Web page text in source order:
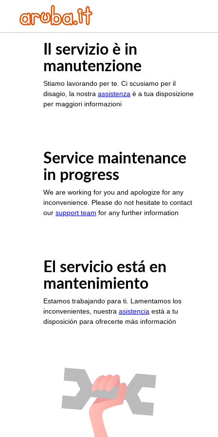
Il servizio è in
manutenzione
Stiamo lavorando per te. Ci scusiamo per il
disagio, la nostra assistenza è a tua disposizione
per maggiori informazioni
Service maintenance
in progress
We are working for you and apologize for any
inconvenience. Please do not hesitate to contact
our support team for any further information
El servicio está en
mantenimiento
Estamos trabajando para ti. Lamentamos los
inconvenientes, nuestra asistencia está a tu
disposición para ofrecerte más información